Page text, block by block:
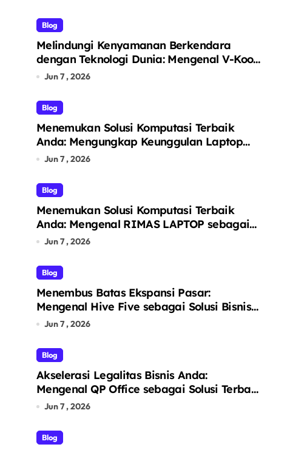
Blog
Melindungi Kenyamanan Berkendara
dengan Teknologi Dunia: Mengenal V-Kool
sebagai Pelopor Kaca Film Otomotif
Jun 7 , 2026
Blog
Menemukan Solusi Komputasi Terbaik
Anda: Mengungkap Keunggulan Laptop
GO sebagai Tempat Beli Laptop
Jun 7 , 2026
Blog
Menemukan Solusi Komputasi Terbaik
Anda: Mengenal RIMAS LAPTOP sebagai
Pusat Ekosistem Laptop Terintegrasi
Jun 7 , 2026
Blog
Menembus Batas Ekspansi Pasar:
Mengenal Hive Five sebagai Solusi Bisnis
& Legal untuk Segala Kebutuhan Anda
Jun 7 , 2026
Blog
Akselerasi Legalitas Bisnis Anda:
Mengenal QP Office sebagai Solusi Terbaik
Pendirian PT Perorangan dan Virtual
Jun 7 , 2026
Blog